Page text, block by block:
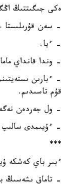
ەكى جىگىتتىڭ
- سەن
- ءيا.
- وندا قانداي
- ءبارىن
قۇم تاسىدىم.
- ول جەردەن
- ءۇيىمدى سالىپ
***
ءبىر باي كەشكە
- تاماق ىشەسىڭ